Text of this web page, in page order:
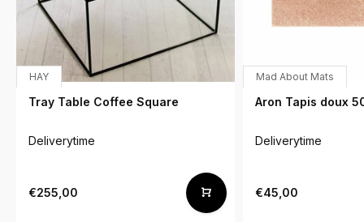
HAY
Tray Table Coffee Square
Deliverytime
€255,00
Mad About Mats
Aron Tapis doux
Deliverytime
€45,00